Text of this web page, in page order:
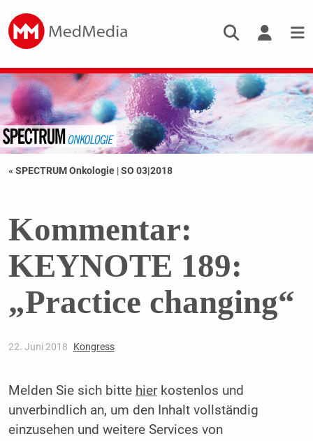
« SPECTRUM Onkologie |SO 03|2018
Kommentar:
KEYNOTE 189:
„Practice changing“
22. Juni 2018 Kongress
Melden Sie sich bitte hierkostenlos und
unverbindlich an, um den Inhalt vollständig
einzusehen und weitere Services von